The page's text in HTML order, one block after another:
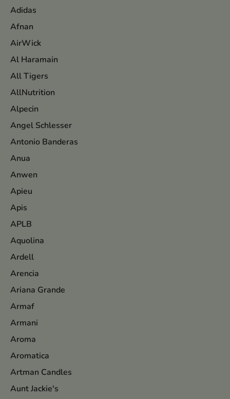
Adidas
Afnan
AirWick
Al Haramain
All Tigers
AllNutrition
Alpecin
Angel Schlesser
Antonio Banderas
Anua
Anwen
Apieu
Apis
APLB
Aquolina
Ardell
Arencia
Ariana Grande
Armaf
Armani
Aroma
Aromatica
Artman Candles
Aunt Jackie's